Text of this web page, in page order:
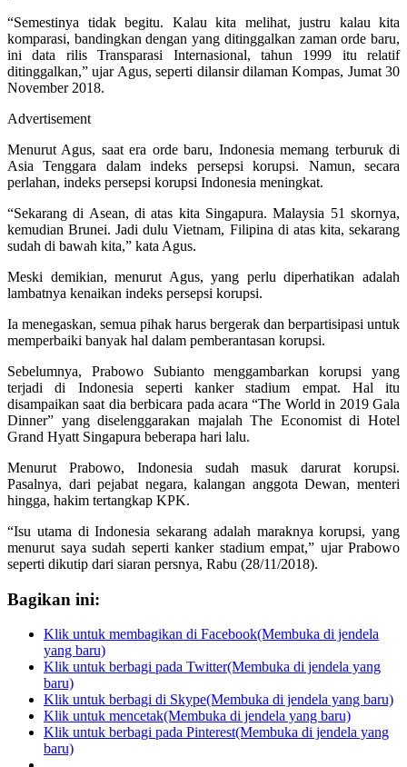
“Semestinya tidak begitu. Kalau kita melihat, justru kalau kita
komparasi, bandingkan dengan yang ditinggalkan zaman orde baru,
ini data rilis Transparasi Internasional, tahun 1999 itu relatif
ditinggalkan,” ujar Agus, seperti dilansir dilaman Kompas, Jumat 30
November 2018.
Advertisement
Menurut Agus, saat era orde baru, Indonesia memang terburuk di
Asia Tenggara dalam indeks persepsi korupsi. Namun, secara
perlahan, indeks persepsi korupsi Indonesia meningkat.
“Sekarang di Asean, di atas kita Singapura. Malaysia 51 skornya,
kemudian Brunei. Jadi dulu Vietnam, Filipina di atas kita, sekarang
sudah di bawah kita,” kata Agus.
Meski demikian, menurut Agus, yang perlu diperhatikan adalah
lambatnya kenaikan indeks persepsi korupsi.
Ia menegaskan, semua pihak harus bergerak dan berpartisipasi untuk
memperbaiki banyak hal dalam pemberantasan korupsi.
Sebelumnya, Prabowo Subianto menggambarkan korupsi yang
terjadi di Indonesia seperti kanker stadium empat. Hal itu
disampaikan saat dia berbicara pada acara “The World in 2019 Gala
Dinner” yang diselenggarakan majalah The Economist di Hotel
Grand Hyatt Singapura beberapa hari lalu.
Menurut Prabowo, Indonesia sudah masuk darurat korupsi.
Pasalnya, dari pejabat negara, kalangan anggota Dewan, menteri
hingga, hakim tertangkap KPK.
“Isu utama di Indonesia sekarang adalah maraknya korupsi, yang
menurut saya sudah seperti kanker stadium empat,” ujar Prabowo
seperti dikutip dari siaran persnya, Rabu (28/11/2018).
Bagikan ini:
Klik untuk membagikan di Facebook(Membuka di jendela
yang baru)
Klik untuk berbagi pada Twitter(Membuka di jendela yang
baru)
Klik untuk berbagi di Skype(Membuka di jendela yang baru)
Klik untuk mencetak(Membuka di jendela yang baru)
Klik untuk berbagi pada Pinterest(Membuka di jendela yang
baru)